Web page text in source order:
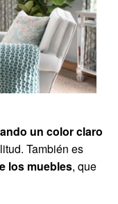
un color claro
También es
los muebles, que